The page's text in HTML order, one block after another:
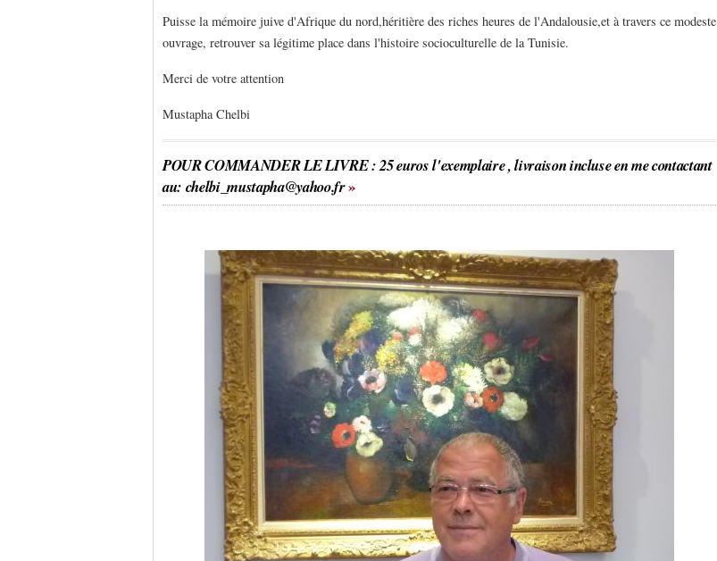
Puisse la mémoire juive d'Afrique du nord,héritière des riches heures de l'Andalousie,et à travers ce modeste
ouvrage, retrouver sa légitime place dans l'histoire socioculturelle de la Tunisie.
Merci de votre attention
Mustapha Chelbi
POUR COMMANDER LE LIVRE : 25 euros l'exemplaire , livraison incluse en me contactant
au: chelbi_mustapha@yahoo.fr